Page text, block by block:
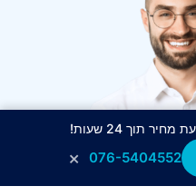
076-5404552
×